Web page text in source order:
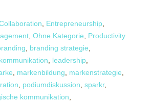
Entrepreneurship
Ohne Kategorie
Productivity
branding strategie
kommunikation leadership
markenbildung markenstrategie
podiumdiskussion sparkr,
kommunikation